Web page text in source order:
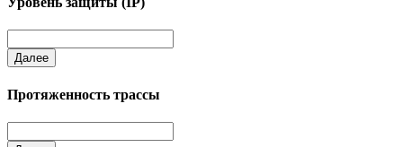
Далее
Протяженность трассы